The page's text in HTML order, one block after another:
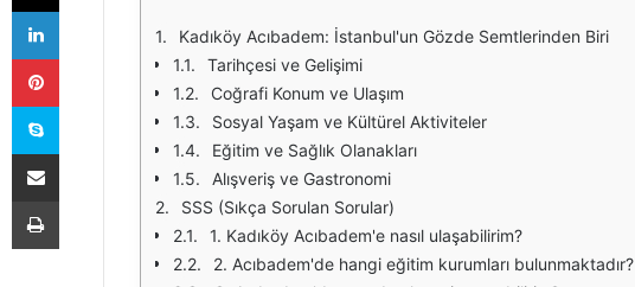
Kadıköy Acıbadem: İstanbul'un Gözde Semtlerinden Biri
Tarihçesi ve Gelişimi
Coğrafi Konum ve Ulaşım
Sosyal Yaşam ve Kültürel Aktiviteler
Eğitim ve Sağlık Olanakları
Alışveriş ve Gastronomi
SSS (Sıkça Sorulan Sorular)
1. Kadıköy Acıbadem'e nasıl ulaşabilirim?
2. Acıbadem'de hangi eğitim kurumları bulunmaktadır?
LinkedIn
Pinterest
Skype
E-Posta ile paylaş